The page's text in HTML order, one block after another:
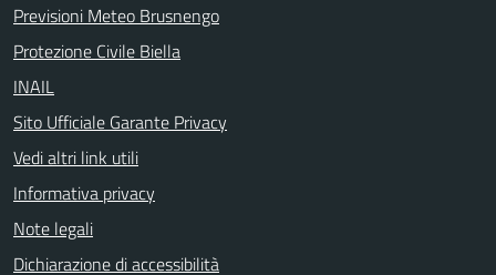
Previsioni Meteo Brusnengo
Protezione Civile Biella
INAIL
Sito Ufficiale Garante Privacy
Vedi altri link utili
Informativa privacy
Note legali
Dichiarazione di accessibilità